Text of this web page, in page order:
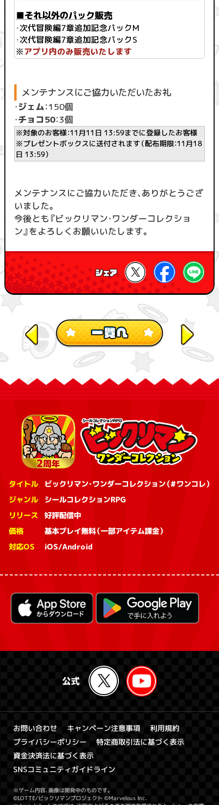
■それ以外のパック販売
・次代冒険編7章追加記念パックM
・次代冒険編7章追加記念パックS
※アプリ内のみ販売いたします
メンテナンスにご協力いただいたお礼
・ジェム：150個
・チョコ50：3個
※対象のお客様：11月11日 13:59までに登録したお客様
※プレゼントボックスに送付されます（配布期限：11月18
日 13:59）
メンテナンスにご協力いただき、ありがとうござ
いました。
今後とも『ビックリマン・ワンダーコレクショ
ン』をよろしくお願いいたします。
タイトル ビックリマン・ワンダーコレクション（#ワンコレ）
ジャンル シールコレクションRPG
リリース 好評配信中
価格 基本プレイ無料（一部アイテム課金）
対応OS iOS/Android
お問い合わせ キャンペーン注意事項 利用規約
プライバシーポリシー 特定商取引法に基づく表示
資金決済法に基づく表示
SNSコミュニティガイドライン
※ゲーム内容、画像は開発中のものです。
©LOTTE/ビックリマンプロジェクト ©Marvelous Inc.